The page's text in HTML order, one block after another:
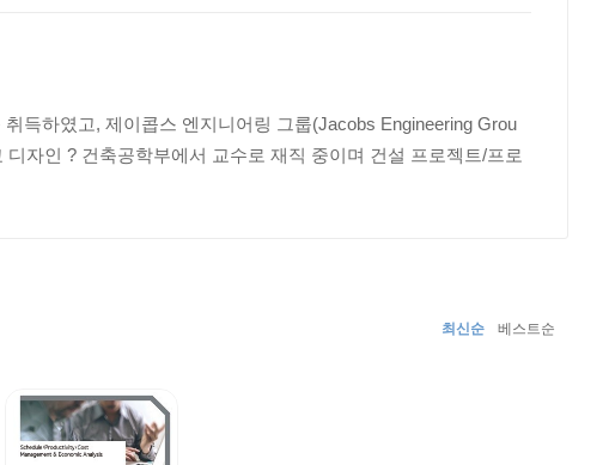
득하였고, 제이콥스 엔지니어링 그룹(Jacobs Engineering Grou
자인 ? 건축공학부에서 교수로 재직 중이며 건설 프로젝트/프로
최신순 베스트순